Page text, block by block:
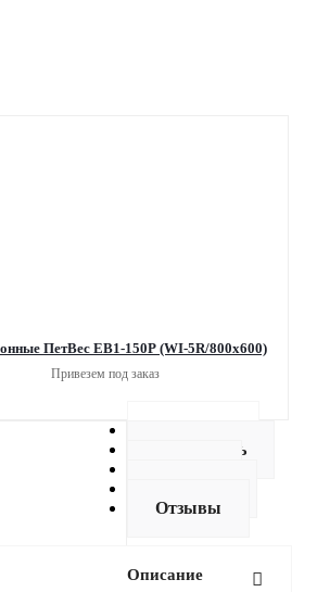
ПетВес ЕВ1-150Р (WI-5R/800x600)
Привезем под заказ
Как купить
Отзывы
Описание